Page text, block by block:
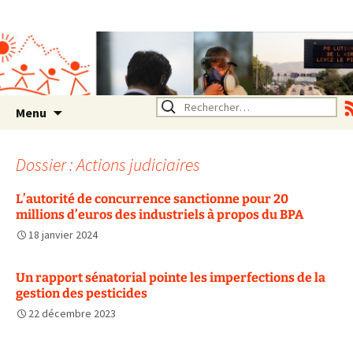
Rhône Alpes
Un environnement sain pour
la santé de tous
Menu Rechercher :
Dossier : Actions judiciaires
L’autorité de concurrence sanctionne pour 20
millions d’euros des industriels à propos du BPA
18 janvier 2024
Un rapport sénatorial pointe les imperfections de la
gestion des pesticides
22 décembre 2023